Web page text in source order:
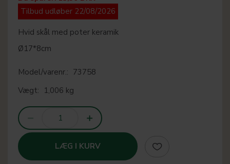
Tilbud udløber 22/08/2026
Hvid skål med poter keramik
Ø17*8cm
Model/varenr.: 73758
Vægt: 1,006 kg
LÆG I KURV